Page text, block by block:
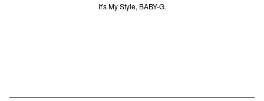
It's My Style, BABY-G.